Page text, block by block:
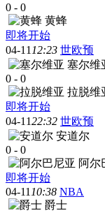
0 - 0
黄蜂
即将开始
04-11 12:23 世欧预
塞尔维
0 - 0
拉脱维
即将开始
04-1122:32 世欧预
安道尔
0 - 0
阿尔
即将开始
04-11 10:38 NBA
爵士